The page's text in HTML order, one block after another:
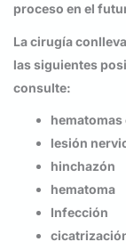
proceso en el
La cirugía
las siguientes
consulte:
lesión
hinchazón
hematoma
Infección